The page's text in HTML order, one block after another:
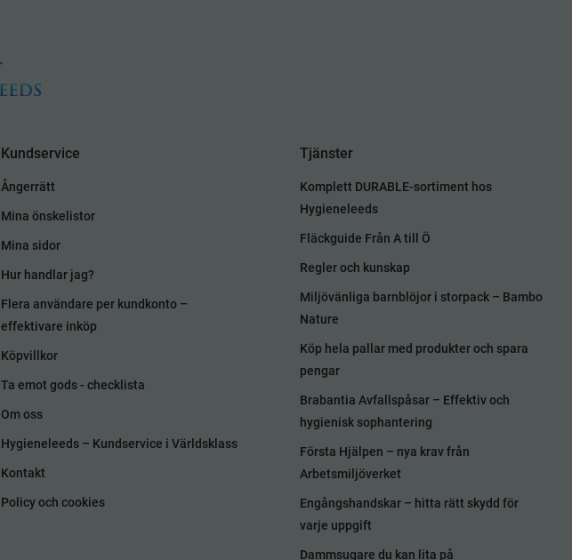
Kundservice
Ångerrätt
Mina önskelistor
Mina sidor
Hur handlar jag?
Flera användare per kundkonto –
effektivare inköp
Köpvillkor
Ta emot gods - checklista
Om oss
Hygieneleeds – Kundservice i Världsklass
Kontakt
Policy och cookies
Tjänster
Komplett DURABLE-sortiment hos
Hygieneleeds
Fläckguide Från A till Ö
Regler och kunskap
Miljövänliga barnblöjor i storpack – Bambo
Nature
Köp hela pallar med produkter och spara
pengar
Brabantia Avfallspåsar – Effektiv och
hygienisk sophantering
Första Hjälpen – nya krav från
Arbetsmiljöverket
Engångshandskar – hitta rätt skydd för
varje uppgift
Dammsugare du kan lita på